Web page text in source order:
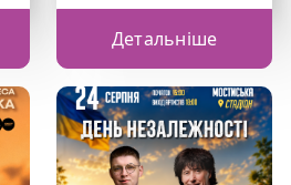
Детальніше